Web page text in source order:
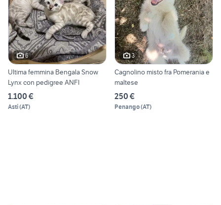
6
Ultima femmina Bengala Snow
Lynx con pedigree ANFI
1.100 €
Asti(AT)
3
Cagnolino misto fra Pomerania e
maltese
250 €
Penango(AT)